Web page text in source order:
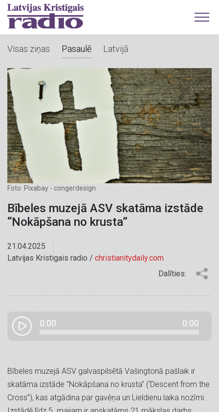
Visas ziņas Pasaulē Latvijā
Foto: Pixabay - congerdesign
Bībeles muzejā ASV skatāma izstāde
“Nokāpšana no krusta”
21.04.2025
Latvijas Kristigais radio / christianitydaily.com
Dalīties:
0:00 0:00
Bībeles muzejā ASV galvaspilsētā Vašingtonā pašlaik ir
skatāma izstāde "Nokāpšana no krusta" (‘Descent from the
Cross”), kas atgādina par gavēņa un Lieldienu laika nozīmi.